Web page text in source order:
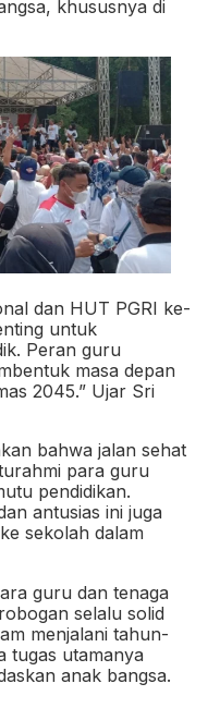
khususnya di
dan HUT PGRI ke-
untuk
Peran guru
masa depan
2045.” Ujar Sri
bahwa jalan sehat
para guru
pendidikan.
antusias ini juga
sekolah dalam
guru dan tenaga
selalu solid
menjalani tahun-
tugas utamanya
anak bangsa.